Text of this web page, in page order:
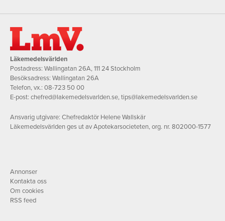
Läkemedelsvärlden
Postadress: Wallingatan 26A, 111 24 Stockholm
Besöksadress: Wallingatan 26A
Telefon, vx.: 08-723 50 00
E-post: chefred@lakemedelsvarlden.se,tips@lakemedelsvarlden.se
Ansvarig utgivare: Chefredaktör Helene Wallskär
Läkemedelsvärlden ges ut av Apotekarsocieteten, org. nr. 802000-1577
Annonser
Kontakta oss
Om cookies
RSS feed